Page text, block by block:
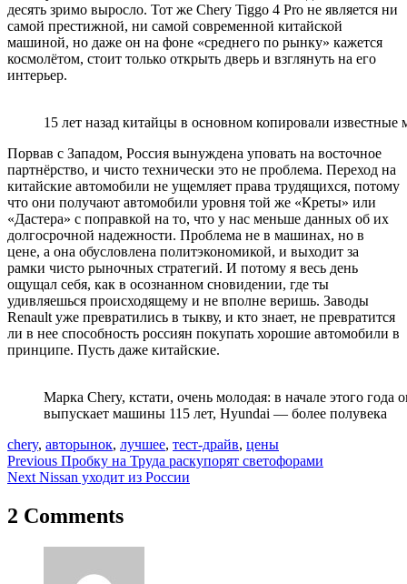
десять зримо выросло. Тот же Chery Tiggo 4 Pro не является ни
самой престижной, ни самой современной китайской
машиной, но даже он на фоне «среднего по рынку» кажется
космолётом, стоит только открыть дверь и взглянуть на его
интерьер.
15 лет назад китайцы в основном копировали
Порвав с Западом, Россия вынуждена уповать на восточное
партнёрство, и чисто технически это не проблема. Переход на
китайские автомобили не ущемляет права трудящихся, потому
что они получают автомобили уровня той же «Креты» или
«Дастера» с поправкой на то, что у нас меньше данных об их
долгосрочной надежности. Проблема не в машинах, но в
цене, а она обусловлена политэкономикой, и выходит за
рамки чисто рыночных стратегий. И потому я весь день
ощущал себя, как в осознанном сновидении, где ты
удивляешься происходящему и не вполне веришь. Заводы
Renault уже превратились в тыкву, и кто знает, не превратится
ли в нее способность россиян покупать хорошие автомобили в
принципе. Пусть даже китайские.
Марка Chery, кстати, очень молодая: в начале этого
выпускает машины 115 лет, Hyundai — более полувека
chery, авторынок, лучшее, тест-драйв, цены
Навигация
по
записям
Previous Пробку на Труда раскупорят светофорами
Next Nissan уходит из России
2 Comments